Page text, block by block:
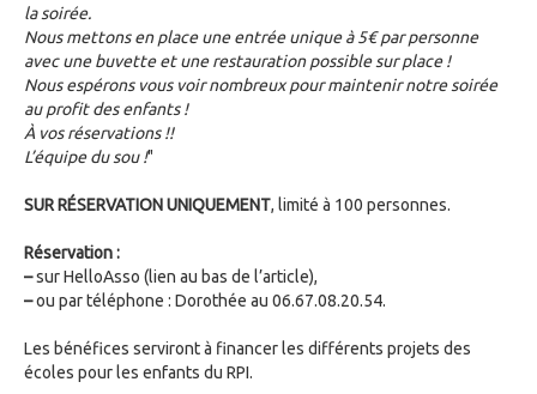
la soirée.
Nous mettons en place une entrée unique à 5€ par personne
avec une buvette et une restauration possible sur place !
Nous espérons vous voir nombreux pour maintenir notre soirée
au profit des enfants !
À vos réservations !!
L’équipe du sou !"
SUR RÉSERVATION UNIQUEMENT, limité à 100 personnes.
Réservation :
–sur HelloAsso (lien au bas de l’article),
–ou par téléphone : Dorothée au 06.67.08.20.54.
Les bénéfices serviront à financer les différents projets des
écoles pour les enfants du RPI.